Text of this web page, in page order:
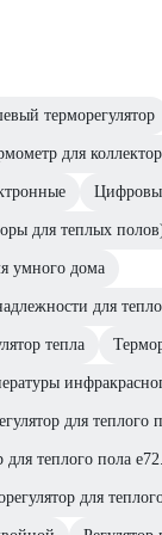
терморегулятор
для
для теплых
умного дома
для
тепла
для
для теплого пола
для